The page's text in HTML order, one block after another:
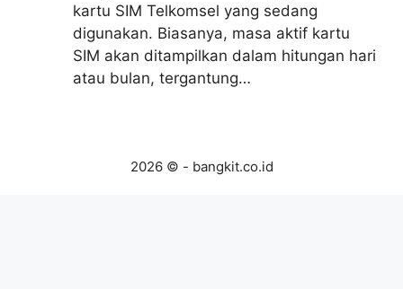
kartu SIM Telkomsel yang sedang
digunakan. Biasanya, masa aktif kartu
SIM akan ditampilkan dalam hitungan hari
atau bulan, tergantung…
2026 © - bangkit.co.id